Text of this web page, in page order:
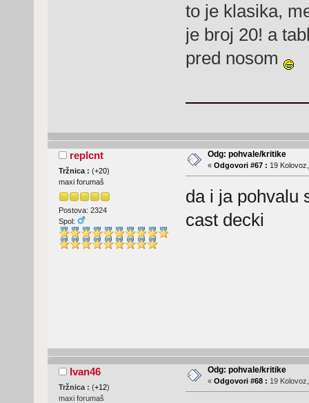
to je klasika,
je broj 20! a
pred nosom
replcnt
Tržnica : (+20)
maxi forumaš
Postova: 2324
Spol:
Odg: pohvale/kritike
« Odgovori #67 : 19
da i ja pohvalu
cast decki
Ivan46
Tržnica : (+12)
maxi forumaš
Odg: pohvale/kritike
« Odgovori #68 : 19